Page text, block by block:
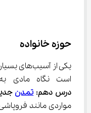
حوزه خانواده
یکی از
است نگاه مادی به
درس دهم: تمدن
مواردی مانند